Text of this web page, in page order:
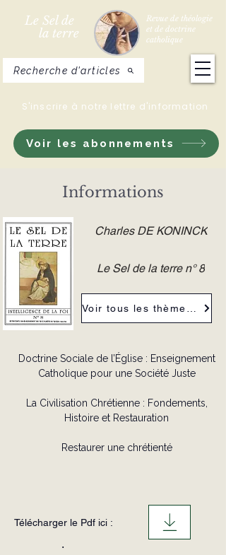
Le Sel de
la terre
Revue de théologie
et de doctrine
catholique
Voir les abonnements
S'inscrire à notre lettre d'information
Recherche d'articles
Informations
Charles DE KONINCK
Le Sel de la terre n° 8
Doctrine Sociale de l’Église : Enseignement
Catholique pour une Société Juste
La Civilisation Chrétienne : Fondements,
Histoire et Restauration
Restaurer une chrétienté
Télécharger le Pdf ici :
.